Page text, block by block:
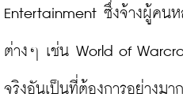
Entertainment ซึ่งจ้างผู้คน
ต่างๆ เช่น World of
จริงอันเป็นที่ต้องการอย่างม